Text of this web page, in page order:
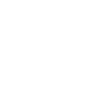
totales: